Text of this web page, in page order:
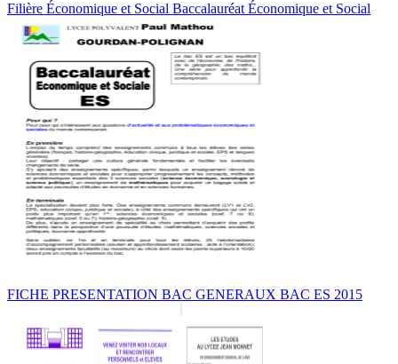
Filière Économique et Social Baccalauréat Économique et Social
FICHE PRESENTATION BAC GENERAUX BAC ES 2015